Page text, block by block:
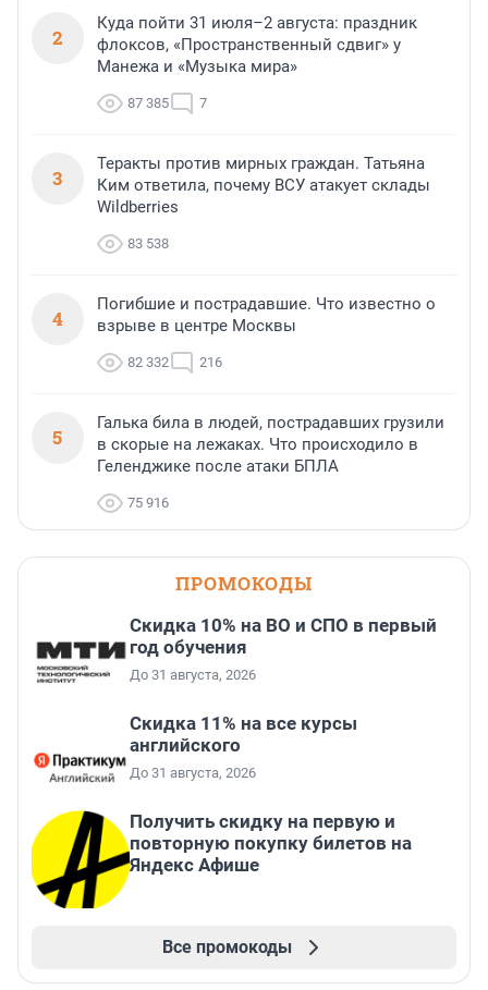
2
Куда пойти 31 июля–2 августа: праздник
флоксов, «Пространственный сдвиг» у
Манежа и «Музыка мира»
87 385 7
3
Теракты против мирных граждан. Татьяна
Ким ответила, почему ВСУ атакует склады
Wildberries
83 538
4
Погибшие и пострадавшие. Что известно о
взрыве в центре Москвы
82 332 216
5
Галька била в людей, пострадавших грузили
в скорые на лежаках. Что происходило в
Геленджике после атаки БПЛА
75 916
ПРОМОКОДЫ
Скидка 10% на ВО и СПО в первый
год обучения
До 31 августа, 2026
Скидка 11% на все курсы
английского
До 31 августа, 2026
Получить скидку на первую и
повторную покупку билетов на
Яндекс Афише
Все промокоды